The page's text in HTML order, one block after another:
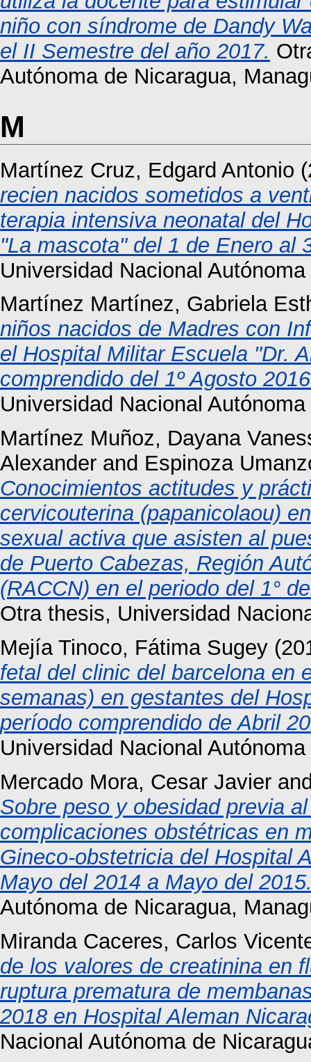
niño con síndrome de Dandy
el II Semestre del año 2017.
Autónoma de Nicaragua,
M
Martínez Cruz, Edgard Antonio
recien nacidos sometidos a
terapia intensiva neonatal del
"La mascota" del 1 de Enero al
Universidad Nacional
Martínez Martínez, Gabriela
niños nacidos de Madres con
el Hospital Militar Escuela "Dr.
comprendido del 1º Agosto
Universidad Nacional
Martínez Muñoz, Dayana
Alexander and Espinoza
Conocimientos actitudes y
cervicouterina (papanicolaou)
sexual activa que asisten al
de Puerto Cabezas, Región
(RACCN) en el periodo del 1°
Otra thesis, Universidad
Mejía Tinoco, Fátima Sugey
fetal del clinic del barcelona en
semanas) en gestantes del
período comprendido de Abril
Universidad Nacional
Mercado Mora, Cesar Javier
Sobre peso y obesidad previa
complicaciones obstétricas en
Gineco-obstetricia del Hospital
Mayo del 2014 a Mayo del
Autónoma de Nicaragua,
Miranda Caceres, Carlos
de los valores de creatinina en
ruptura prematura de
2018 en Hospital Aleman
Nacional Autónoma de